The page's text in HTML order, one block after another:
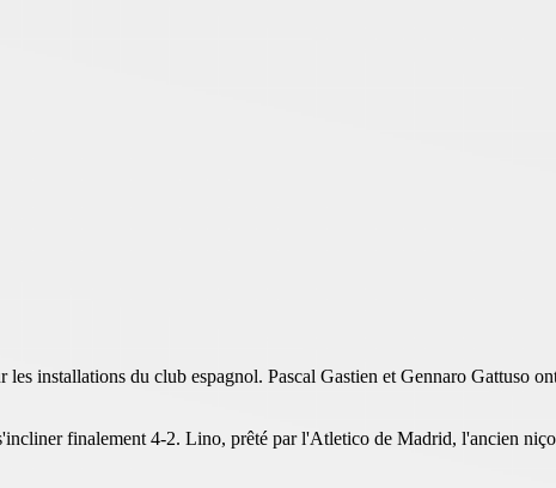
installations du club espagnol. Pascal Gastien et Gennaro Gattuso
finalement 4-2. Lino, prêté par l'Atletico de Madrid, l'ancien